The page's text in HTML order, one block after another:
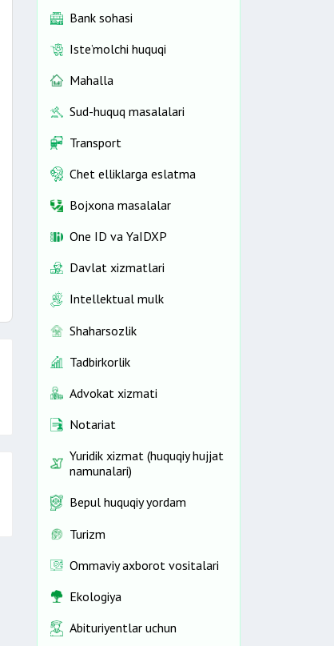
Bank sohasi
Iste’molchi huquqi
Mahalla
Sud-huquq masalalari
Transport
Chet elliklarga eslatma
Bojxona masalalar
One ID vа YaIDXP
Davlat xizmatlari
Intellektual mulk
Shaharsozlik
Tadbirkorlik
Advokat xizmati
Notariat
Yuridik xizmat (huquqiy hujjat
namunalari)
Bepul huquqiy yordam
Turizm
Ommaviy axborot vositalari
Ekologiya
Abituriyentlar uchun